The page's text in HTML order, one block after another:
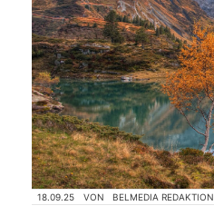
18.09.25 VON BELMEDIA REDAKTION